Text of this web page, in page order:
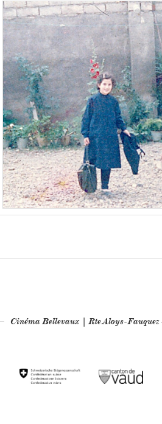
Cinéma Bellevaux | Rte Aloys-